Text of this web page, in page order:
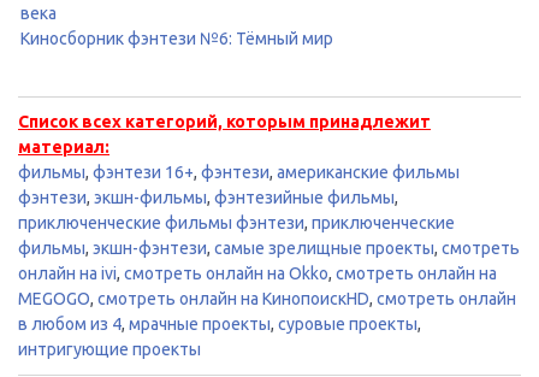
века
Киносборник фэнтези №6: Тёмный мир
Список всех категорий, которым принадлежит
материал:
фильмы, фэнтези 16+, фэнтези, американские фильмы
фэнтези, экшн-фильмы, фэнтезийные фильмы,
приключенческие фильмы фэнтези, приключенческие
фильмы, экшн-фэнтези, самые зрелищные проекты, смотреть
онлайн на ivi, смотреть онлайн на Okko, смотреть онлайн на
MEGOGO, смотреть онлайн на КинопоискHD, смотреть онлайн
в любом из 4, мрачные проекты, суровые проекты,
интригующие проекты